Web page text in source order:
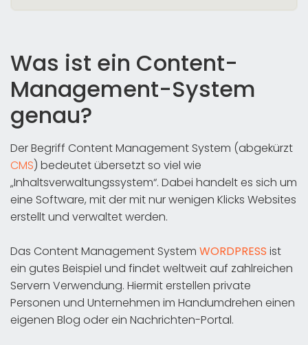
Was ist ein Content-
Management-System
genau?
Der Begriff Content Management System (abgekürzt
CMS) bedeutet übersetzt so viel wie
„Inhaltsverwaltungssystem“. Dabei handelt es sich um
eine Software, mit der mit nur wenigen Klicks Websites
erstellt und verwaltet werden.
Das Content Management System WORDPRESS ist
ein gutes Beispiel und findet weltweit auf zahlreichen
Servern Verwendung. Hiermit erstellen private
Personen und Unternehmen im Handumdrehen einen
eigenen Blog oder ein Nachrichten-Portal.